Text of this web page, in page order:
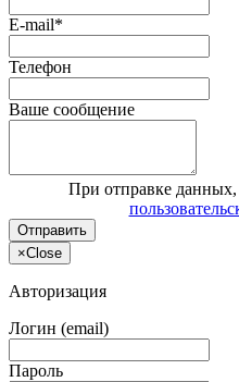
E-mail*
Телефон
Ваше сообщение
При отправке
Отправить
×Close
Авторизация
Логин (email)
Пароль